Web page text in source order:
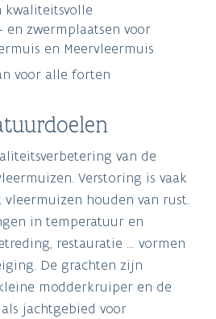
kwaliteitsvolle
en zwermplaatsen voor
en Meervleermuis
voor alle forten
van de
Verstoring is vaak
vleermuizen houden van rust.
in temperatuur en
restauratie … vormen
De grachten zijn
modderkruiper en de
jachtgebied voor